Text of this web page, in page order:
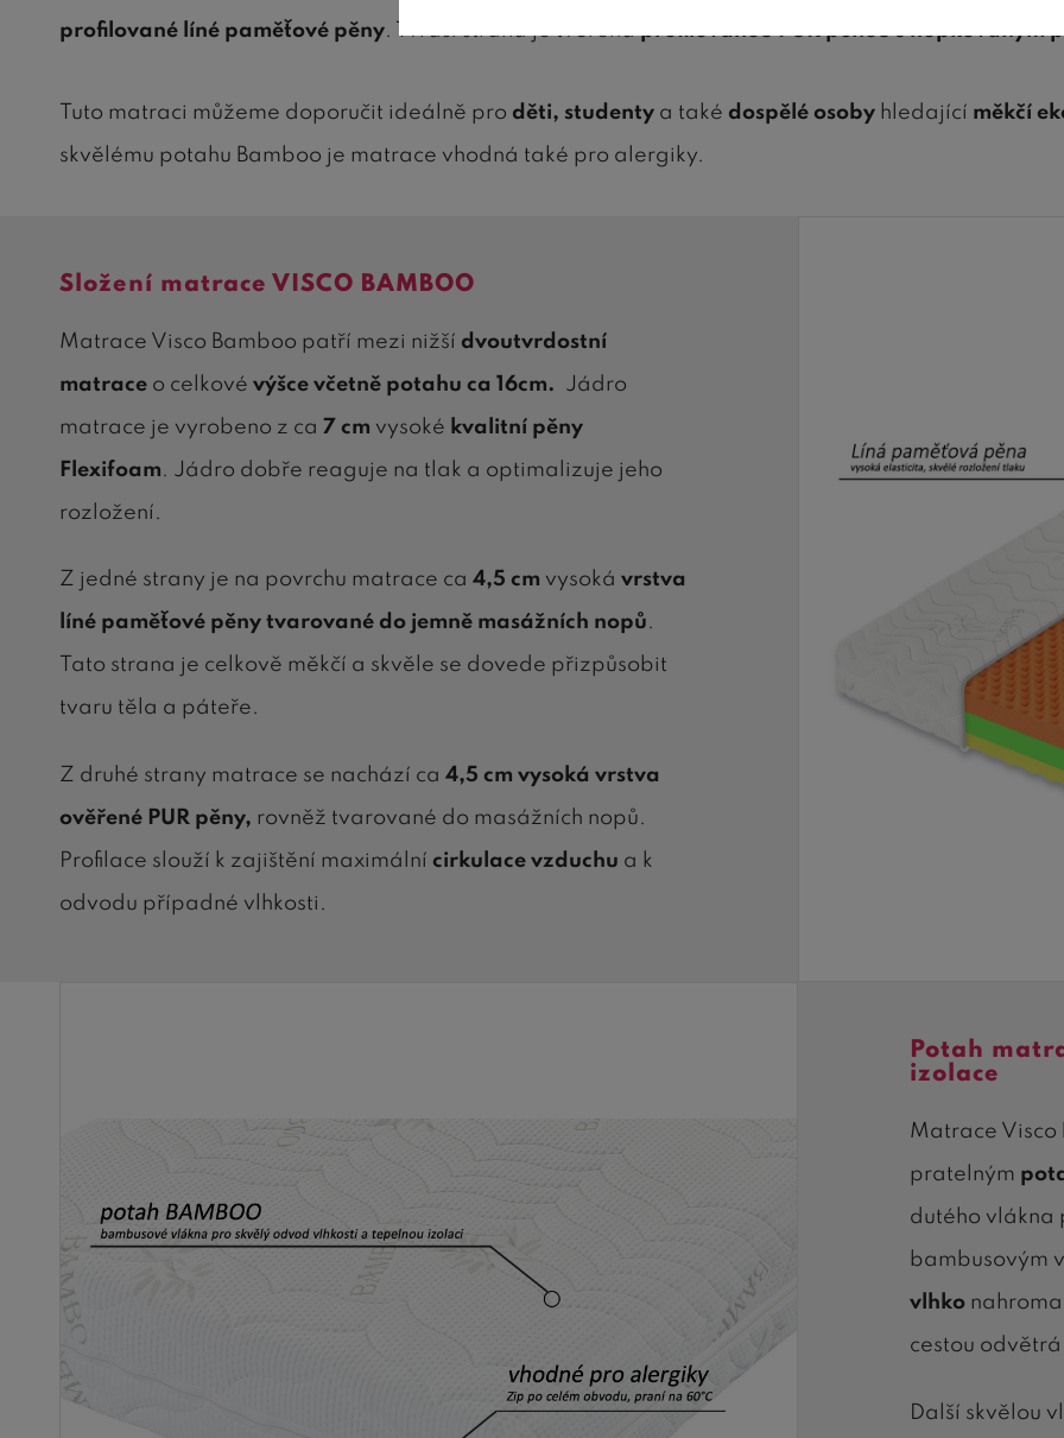
profilované líné paměťové pěny. Tvrdší strana je tvořenáprofilovanou PUR pěnou s nopkovaným
Tuto matraci můžeme doporučit ideálně pro děti, studenty a také dospělé osoby hledající měkčí
skvělému potahu Bamboo je matrace vhodná také pro alergiky.
Složení matrace VISCO BAMBOO
Matrace Visco Bamboo patří mezi nižší dvoutvrdostní
matrace o celkové výšce včetně potahu ca 16cm.
Jádro
matrace je vyrobeno z ca 7 cm vysoké kvalitní pěny
Flexifoam . Jádro dobře reaguje na tlak a optimalizuje jeho
rozložení.
Z jedné strany je na povrchu matrace ca 4,5 cm vysoká vrstva
líné paměťové pěny tvarované do jemně masážních nopů.
Tato strana je celkově měkčí a skvěle se dovede přizpůsobit
tvaru těla a páteře.
Z druhé strany matrace se nachází ca 4,5 cm vysoká vrstva
ověřené PUR pěny, rovněž tvarované do masážních nopů.
Profilace slouží k zajištění maximální cirkulace vzduchu a k
odvodu případné vlhkosti.
Potah
izolace
Matrace Visco
pratelným
dutého vlákna
bambusovým
vlhko
cestou
Další skvělou